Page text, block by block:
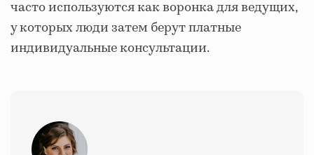
часто используются как воронка для ведущих,
у которых люди затем берут платные
индивидуальные консультации.